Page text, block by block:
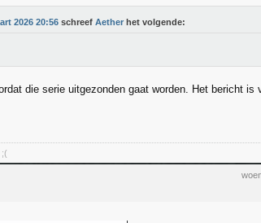
2026 20:56 schreef Aether het volgende:
die serie uitgezonden gaat worden. Het bericht is